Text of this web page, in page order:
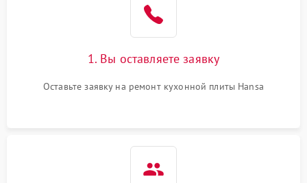
1. Вы оставляете заявку
Оставьте заявку на ремонт кухонной плиты Hansa